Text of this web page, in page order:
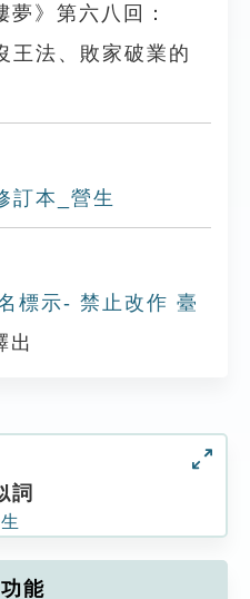
》第六八回：
王法、敗家破業的
訂本_營生
標示- 禁止改作 臺
出
詞
能